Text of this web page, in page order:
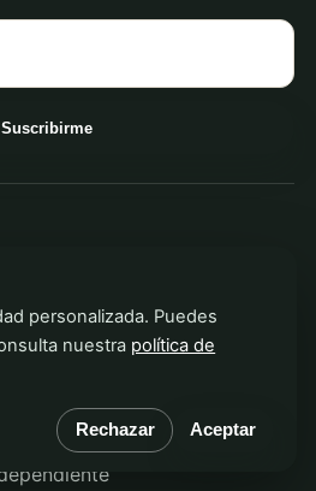
Suscribirme
creatividad y cultura visual
personalizada. Puedes
nuestra política de
Rechazar Aceptar